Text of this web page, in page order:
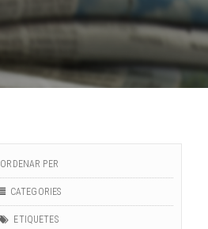
ORDENAR PER
CATEGORIES
ETIQUETES